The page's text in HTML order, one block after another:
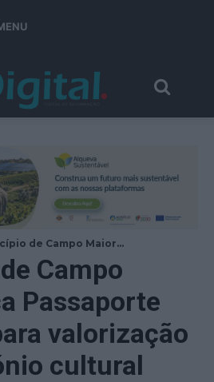
de Campo Maior...
Campo
Passaporte
valorização
cultural